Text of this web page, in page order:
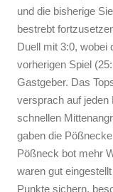
und die bisherige
bestrebt
Duell mit 3:0, wobei
vorherigen Spiel
Gastgeber. Das
versprach auf jeden
schnellen
gaben die
Pößneck bot mehr
waren gut
Punkte sichern,